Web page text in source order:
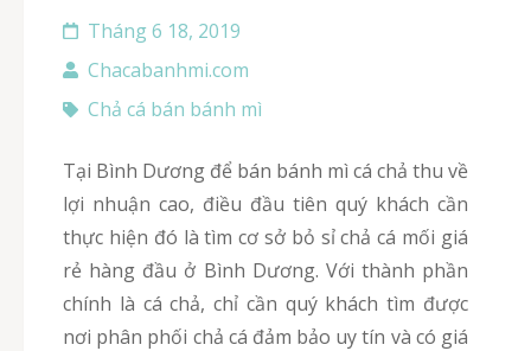
Tháng 6 18, 2019
Chacabanhmi.com
Chả cá bán bánh mì
Tại Bình Dương để bán bánh mì cá chả thu về
lợi nhuận cao, điều đầu tiên quý khách cần
thực hiện đó là tìm cơ sở bỏ sỉ chả cá mối giá
rẻ hàng đầu ở Bình Dương. Với thành phần
chính là cá chả, chỉ cần quý khách tìm được
nơi phân phối chả cá đảm bảo uy tín và có giá